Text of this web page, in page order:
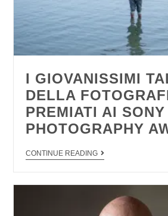
I GIOVANISSIMI
DELLA
PREMIATI AI
PHOTOGRAPHY
CONTINUE READING